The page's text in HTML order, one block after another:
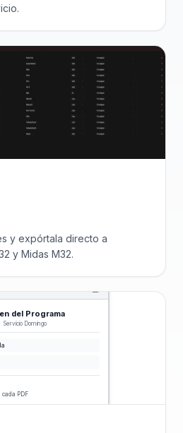
y expórtala directo a
y Midas M32.
del Programa
Servicio Domingo
cada PDF